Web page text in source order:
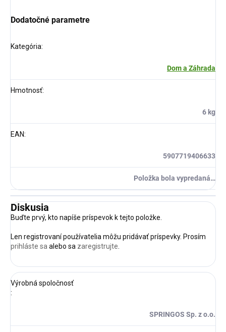
Dodatočné parametre
Kategória:
Dom a Záhrada
Hmotnosť:
6 kg
EAN:
5907719406633
Položka bola vypredaná…
Diskusia
Buďte prvý, kto napíše príspevok k tejto položke.
Len registrovaní používatelia môžu pridávať príspevky. Prosím
prihláste sa alebo sa zaregistrujte
Výrobná spoločnosť
:
SPRINGOS Sp. z o.o.